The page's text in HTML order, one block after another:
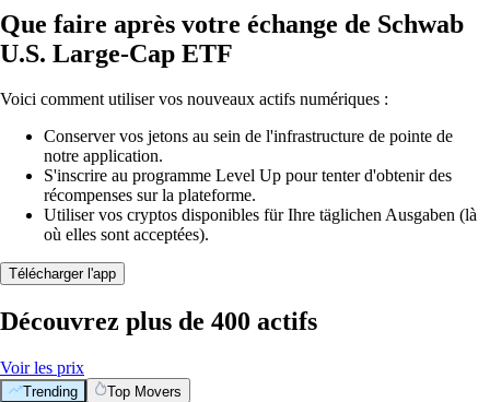
Que faire après votre échange de Schwab
U.S. Large-Cap ETF
Voici comment utiliser vos nouveaux actifs numériques :
Conserver vos jetons au sein de l'infrastructure de pointe de
notre application.
S'inscrire au programme Level Up pour tenter d'obtenir des
récompenses sur la plateforme.
Utiliser vos cryptos disponibles für Ihre täglichen Ausgaben (là
où elles sont acceptées).
Télécharger l'app
Découvrez plus de 400 actifs
Voir les prix
Trending Top Movers